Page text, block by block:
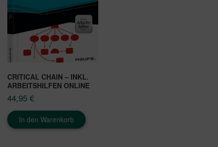
CRITICAL CHAIN – INKL.
ARBEITSHILFEN ONLINE
44,95 €
In den Warenkorb